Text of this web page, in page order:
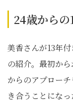
24歳から
美香さんが13年
の紹介。最初か
からのアプロー
き合うことにな